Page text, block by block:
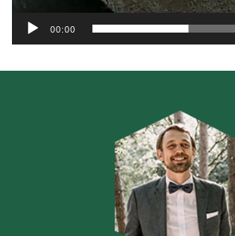
00:00